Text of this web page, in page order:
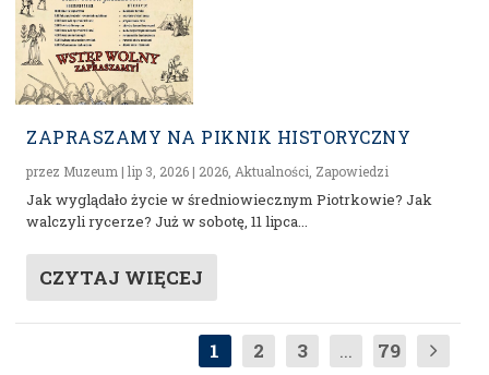
ZAPRASZAMY NA PIKNIK HISTORYCZNY
przez Muzeum |lip 3, 2026 | 2026,Aktualności, Zapowiedzi
Jak wyglądało życie w średniowiecznym Piotrkowie? Jak
walczyli rycerze? Już w sobotę, 11 lipca...
CZYTAJ WIĘCEJ
1 2 3 ... 79